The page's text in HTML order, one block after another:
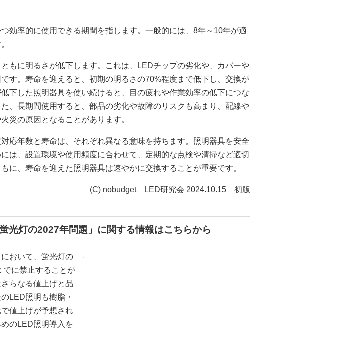
効率的に使用できる期間を指します。一般的には、8年～10年が適
もに明るさが低下します。これは、LEDチップの劣化や、カバーや
す。寿命を迎えると、初期の明るさの70%程度まで低下し、交換が
下した照明器具を使い続けると、目の疲れや作業効率の低下につな
、長期間使用すると、部品の劣化や故障のリスクも高まり、配線や
災の原因となることがあります。
応年数と寿命は、それぞれ異なる意味を持ちます。照明器具を安全
は、設置環境や使用頻度に合わせて、定期的な点検や清掃など適切
に、寿命を迎えた照明器具は速やかに交換することが重要です。
(C) nobudget LED研究会 2024.10.15 初版
光灯の2027年問題」に関する情報はこちらから
において、蛍光灯の
でに禁止することが
らなる値上げと品
LED照明も樹脂・
値上げが予想され
のLED照明導入を